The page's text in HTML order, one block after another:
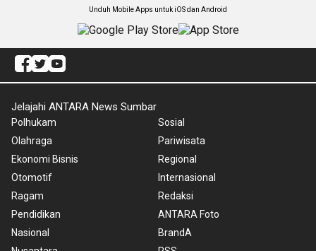
Unduh Mobile Apps untuk iOS dan Android
Jelajahi ANTARA News Sumbar
Polhukam
Olahraga
Ekonomi Bisnis
Otomotif
Ragam
Pendidikan
Nasional
Sosial
Pariwisata
Regional
Internasional
Redaksi
ANTARA Foto
BrandA